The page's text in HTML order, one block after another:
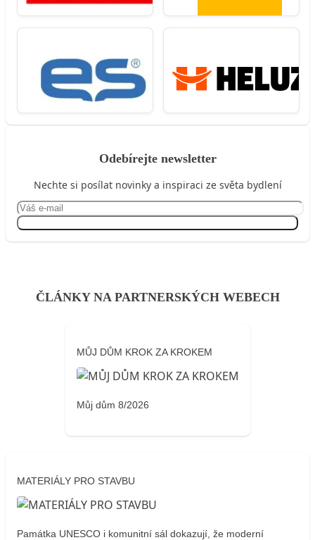
Odebírejte newsletter
Nechte si posílat novinky a inspiraci ze světa bydlení
ČLÁNKY NA PARTNERSKÝCH WEBECH
MŮJ DŮM KROK ZA KROKEM
Můj dům 8/2026
MATERIÁLY PRO STAVBU
Památka UNESCO i komunitní sál dokazují, že moderní